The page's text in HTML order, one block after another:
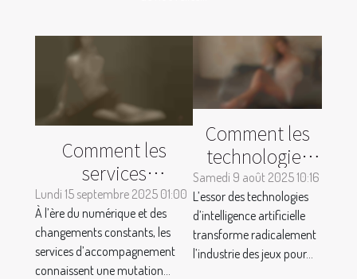
Comment les
services
d'accompagnement
évoluent-ils dans
un contexte
moderne ?
Lundi 15 septembre 2025 01:00
À l’ère du numérique et des
changements constants, les
services d’accompagnement
connaissent une mutation...
Comment les
technologies
d'IA
révolutionnent-
elles l'industrie
des jeux pour
Samedi 9 août 2025 10:16
L’essor des technologies
d’intelligence artificielle
transforme radicalement
l’industrie des jeux pour...